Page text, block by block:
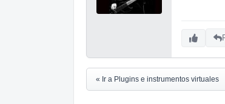
« Ir a Plugins e instrumentos virtuales